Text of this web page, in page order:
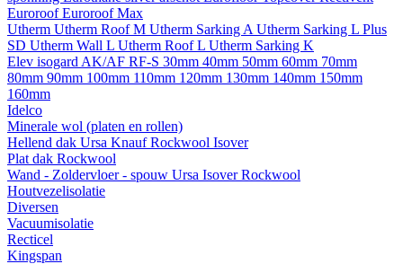
EuroroofEuroroof Max
Utherm Utherm Roof M Utherm Sarking A Utherm Sarking L Plus
SD Utherm Wall L Utherm Roof L Utherm Sarking K
Elev isogard AK/AF RF-S 30mm 40mm 50mm 60mm 70mm
80mm 90mm 100mm 110mm 120mm 130mm 140mm 150mm
160mm
Idelco
Minerale wol (platen en rollen)
Hellend dak Ursa KnaufRockwool Isover
Plat dak Rockwool
Wand - Zoldervloer - spouw Ursa IsoverRockwool
Houtvezelisolatie
Diversen
Vacuumisolatie
Recticel
Kingspan